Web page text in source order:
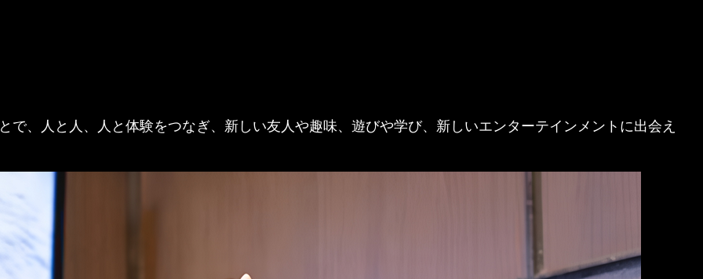
、人と人、人と体験をつなぎ、新しい友人や趣味、遊びや学び、新しいエンターテインメントに出会え